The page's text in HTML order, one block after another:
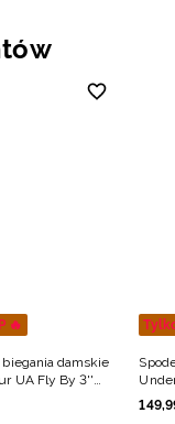
🔥
biegania damskie
UA Fly By 3''
149,